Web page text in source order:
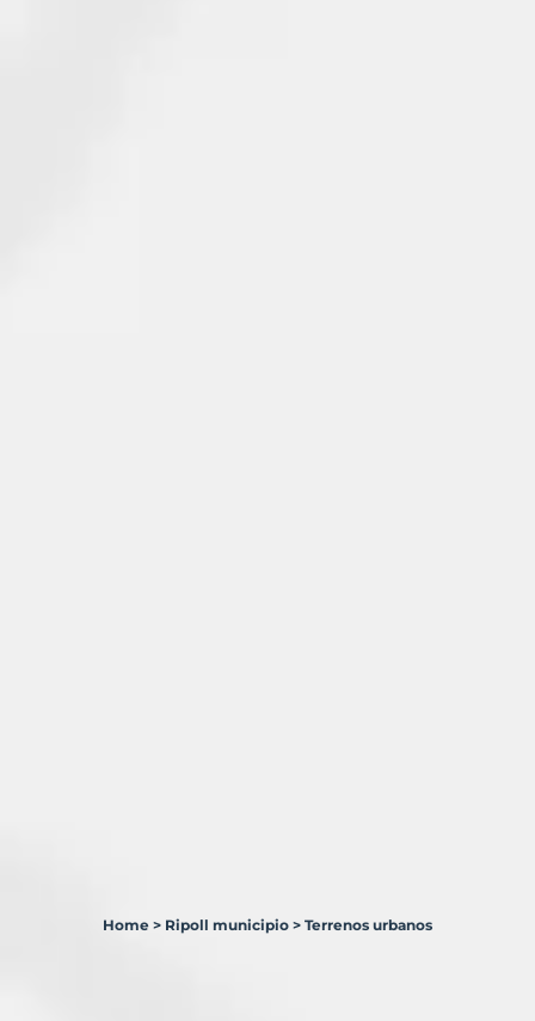
Home > Ripoll municipio > Terrenos urbanos